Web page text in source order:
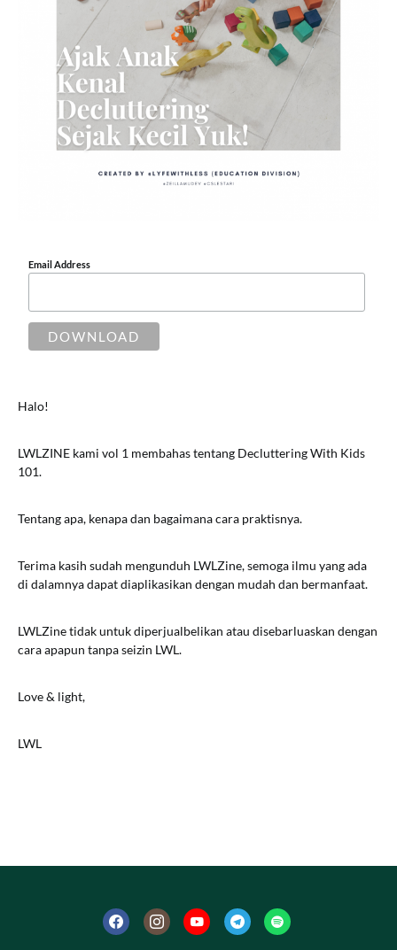
Email Address
Halo!
LWLZINE kami vol 1 membahas tentang Decluttering With Kids
101.
Tentang apa, kenapa dan bagaimana cara praktisnya.
Terima kasih sudah mengunduh LWLZine, semoga ilmu yang ada
di dalamnya dapat diaplikasikan dengan mudah dan bermanfaat.
LWLZine tidak untuk diperjualbelikan atau disebarluaskan dengan
cara apapun tanpa seizin LWL.
Love & light,
LWL